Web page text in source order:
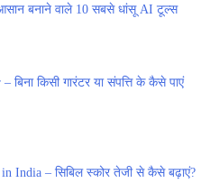
बनाने वाले 10 सबसे धांसू AI टूल्स
किसी गारंटर या संपत्ति के कैसे पाएं
India – सिबिल स्कोर तेजी से कैसे बढ़ाएं?